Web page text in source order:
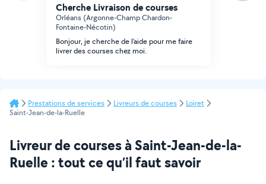
Cherche Livraison de courses
Orléans (Argonne-Champ Chardon-
Fontaine-Nécotin)
Bonjour, je cherche de l'aide pour me faire
livrer des courses chez moi.
Prestations de services Livreurs de courses
Loiret
Saint-Jean-de-la-Ruelle
Livreur de courses à Saint-Jean-de-la-
Ruelle : tout ce qu’il faut savoir